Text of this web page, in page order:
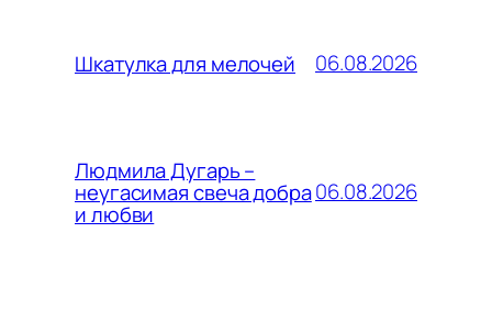
Шкатулка для мелочей 06.08.2026
Людмила Дугарь –
неугасимая свеча добра
и любви
06.08.2026